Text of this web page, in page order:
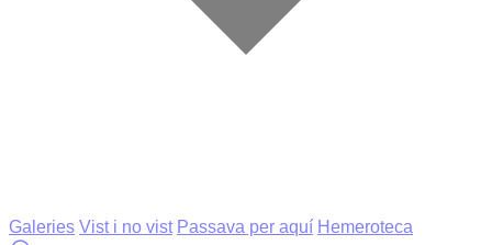
Galeries Vist i no vist Passava per aquí Hemeroteca